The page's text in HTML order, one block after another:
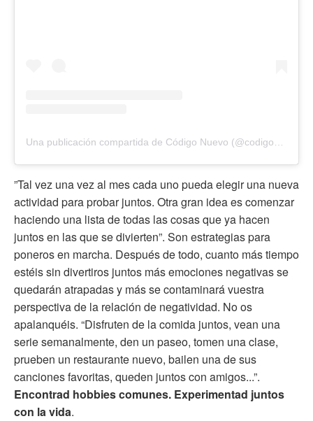
”Tal vez una vez al mes cada uno pueda elegir una nueva
actividad para probar juntos. Otra gran idea es comenzar
haciendo una lista de todas las cosas que ya hacen
juntos en las que se divierten”. Son estrategias para
poneros en marcha. Después de todo, cuanto más tiempo
estéis sin divertiros juntos más emociones negativas se
quedarán atrapadas y más se contaminará vuestra
perspectiva de la relación de negatividad. No os
apalanquéis. “Disfruten de la comida juntos, vean una
serie semanalmente, den un paseo, tomen una clase,
prueben un restaurante nuevo, bailen una de sus
canciones favoritas, queden juntos con amigos...”.
Encontrad hobbies comunes. Experimentad juntos
con la vida.